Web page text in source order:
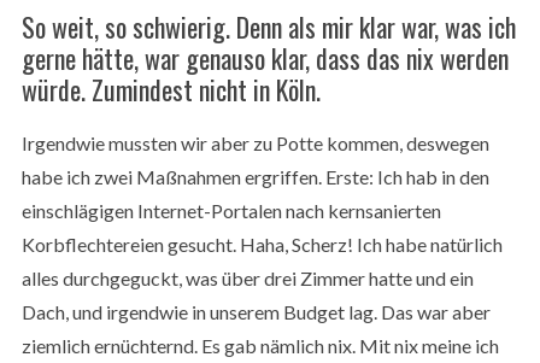
So weit, so schwierig. Denn als mir klar war, was ich
gerne hätte, war genauso klar, dass das nix werden
würde. Zumindest nicht in Köln.
Irgendwie mussten wir aber zu Potte kommen, deswegen
habe ich zwei Maßnahmen ergriffen. Erste: Ich hab in den
einschlägigen Internet-Portalen nach kernsanierten
Korbflechtereien gesucht. Haha, Scherz! Ich habe natürlich
alles durchgeguckt, was über drei Zimmer hatte und ein
Dach, und irgendwie in unserem Budget lag. Das war aber
ziemlich ernüchternd. Es gab nämlich nix. Mit nix meine ich